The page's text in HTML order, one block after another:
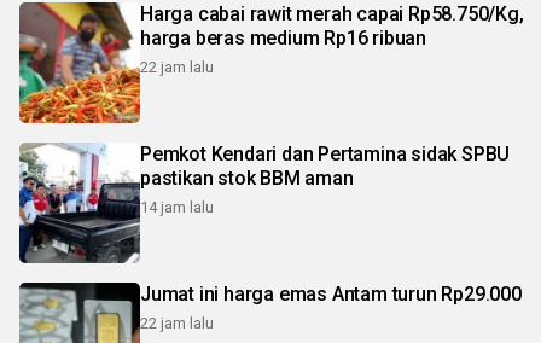
Harga cabai rawit merah capai Rp58.750/Kg,
harga beras medium Rp16 ribuan
22 jam lalu
Pemkot Kendari dan Pertamina sidak SPBU
pastikan stok BBM aman
14 jam lalu
Jumat ini harga emas Antam turun Rp29.000
22 jam lalu